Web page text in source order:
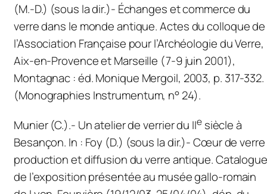
(M.-D.) (sous la dir.)- Échanges et commerce du
verre dans le monde antique.Actes du colloque de
l’Association Française pour l’Archéologie du Verre,
Aix-en-Provence et Marseille (7-9 juin 2001),
Montagnac : éd. Monique Mergoil, 2003, p. 317-332.
(Monographies Instrumentum, n° 24).
Munier (C.).- Un atelier de verrier du IIesiècle à
Besançon. In : Foy (D.) (sous la dir.)-Cœur de verre
production et diffusion du verre antique. Catalogue
de l’exposition présentée au musée gallo-romain